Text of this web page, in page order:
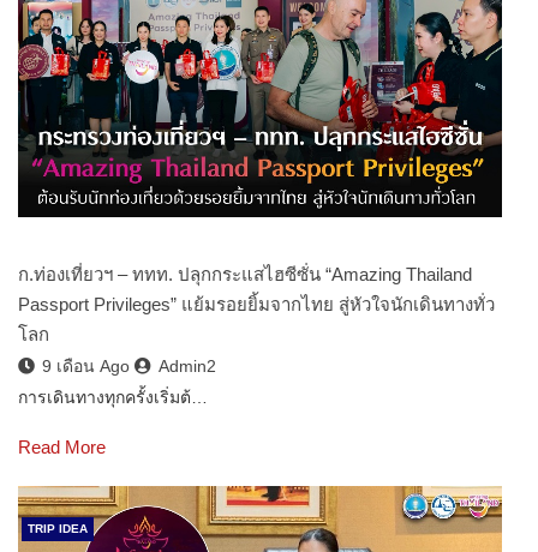
ก.ท่องเที่ยวฯ – ททท. ปลุกกระแสไฮซีซั่น “Amazing Thailand
Passport Privileges” แย้มรอยยิ้มจากไทย สู่หัวใจนักเดินทางทั่ว
โลก
9 เดือน Ago
Admin2
การเดินทางทุกครั้งเริ่มต้…
Read More
TRIP IDEA